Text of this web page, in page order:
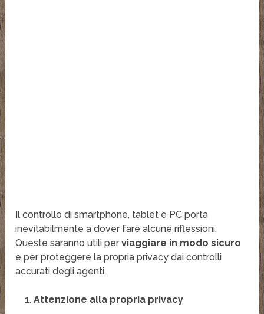
Il controllo di smartphone, tablet e PC porta
inevitabilmente a dover fare alcune riflessioni.
Queste saranno utili perviaggiare in modo sicuro
e per proteggere la propria privacy dai controlli
accurati degli agenti.
Attenzione alla propria privacy